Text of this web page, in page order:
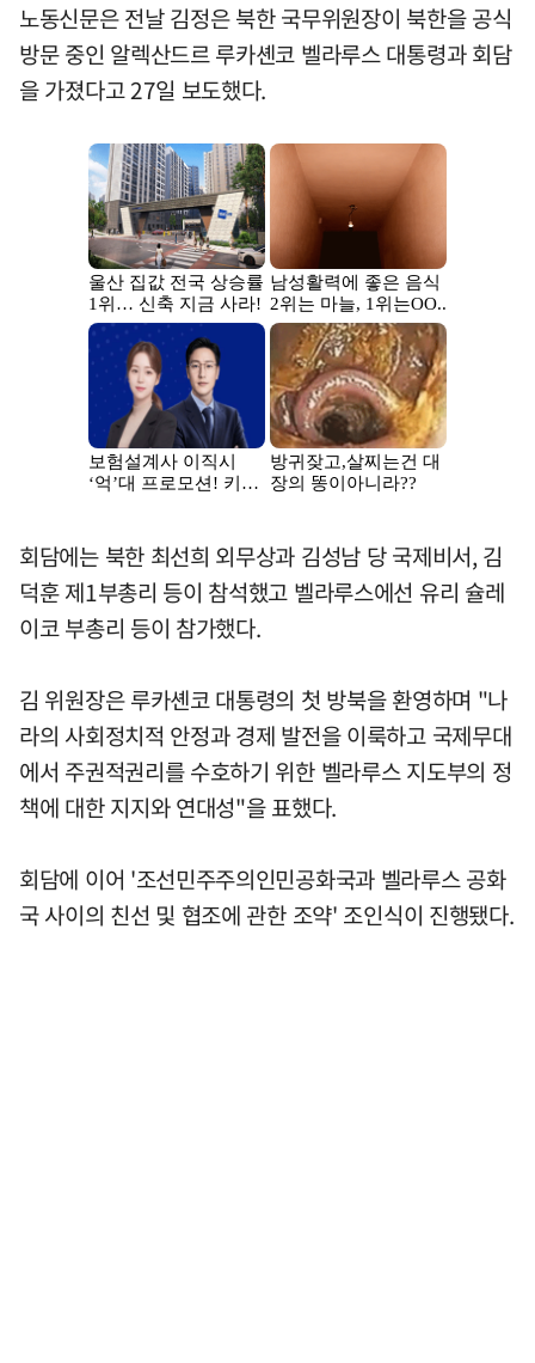
노동신문은 전날 김정은 북한 국무위원장이 북한을 공식
방문 중인 알렉산드르 루카셴코 벨라루스 대통령과 회담
을 가졌다고 27일 보도했다.
회담에는 북한 최선희 외무상과 김성남 당 국제비서, 김
덕훈 제1부총리 등이 참석했고 벨라루스에선 유리 슐레
이코 부총리 등이 참가했다.
김 위원장은 루카셴코 대통령의 첫 방북을 환영하며 "나
라의 사회정치적 안정과 경제 발전을 이룩하고 국제무대
에서 주권적권리를 수호하기 위한 벨라루스 지도부의 정
책에 대한 지지와 연대성"을 표했다.
회담에 이어 '조선민주주의인민공화국과 벨라루스 공화
국 사이의 친선 및 협조에 관한 조약' 조인식이 진행됐다.